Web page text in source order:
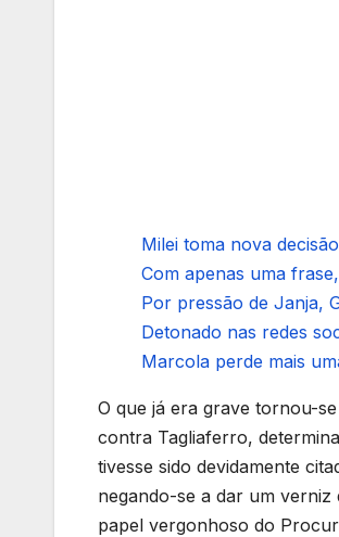
Milei toma nova
Com apenas uma
Por pressão de Janja,
Detonado nas redes
Marcola perde mais
O que já era grave tornou-
contra Tagliaferro,
tivesse sido devidamente
negando-se a dar um verniz
papel vergonhoso do